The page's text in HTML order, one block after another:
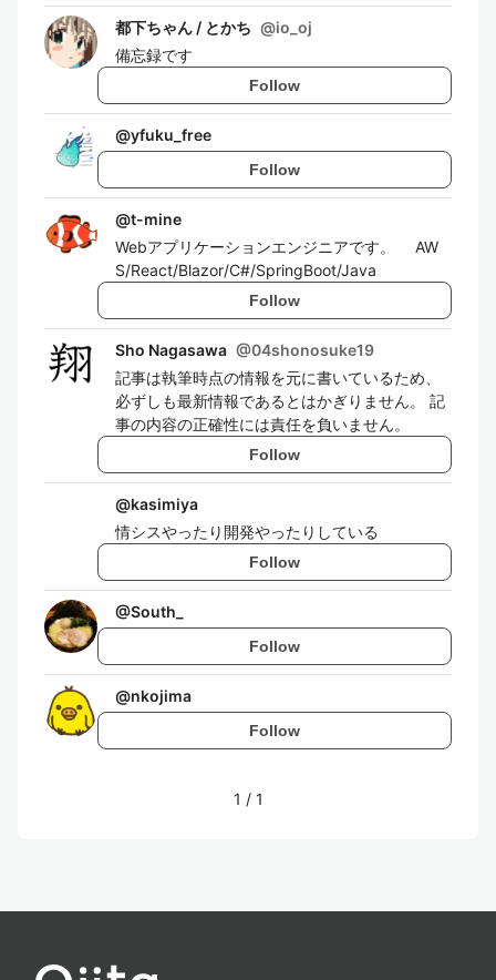
都下ちゃん / とかち @io_oj
備忘録です
Follow
@yfuku_free
Follow
@t-mine
Webアプリケーションエンジニアです。 AW
S/React/Blazor/C#/SpringBoot/Java
Follow
Sho Nagasawa @04shonosuke19
記事は執筆時点の情報を元に書いているため、
必ずしも最新情報であるとはかぎりません。 記
事の内容の正確性には責任を負いません。
Follow
@kasimiya
情シスやったり開発やったりしている
Follow
@South_
Follow
@nkojima
Follow
1 / 1